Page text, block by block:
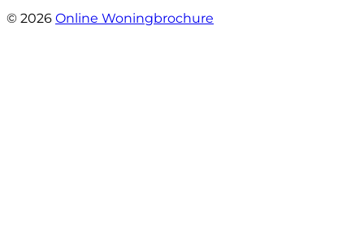
© 2026 Online Woningbrochure